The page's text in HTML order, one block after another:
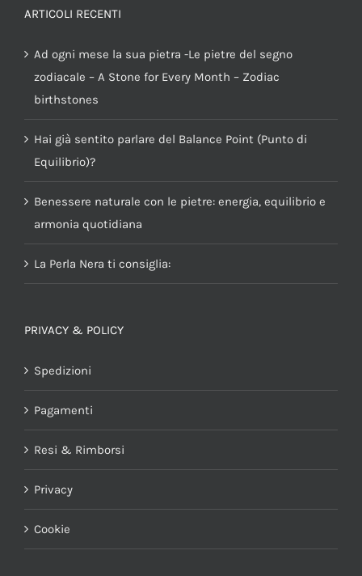
ARTICOLI RECENTI
Ad ogni mese la sua pietra -Le pietre del segno
zodiacale – A Stone for Every Month – Zodiac
birthstones
Hai già sentito parlare del Balance Point (Punto di
Equilibrio)?
Benessere naturale con le pietre: energia, equilibrio e
armonia quotidiana
La Perla Nera ti consiglia:
PRIVACY & POLICY
Spedizioni
Pagamenti
Resi & Rimborsi
Privacy
Cookie